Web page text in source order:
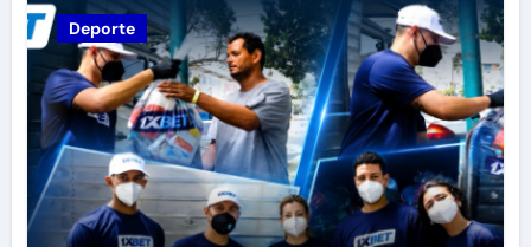
Deporte